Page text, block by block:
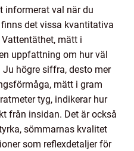
informerat val när du
det vissa kvantitativa
mätt i
uppfattning om hur väl
högre siffra, desto mer
mätt i gram
tyg, indikerar hur
från insidan. Det är också
sömmarnas kvalitet
som reflexdetaljer för